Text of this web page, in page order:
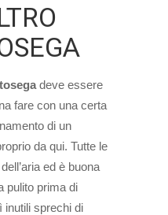
deve essere
fare con una certa
di un
da qui. Tutte le
ed è buona
pulito prima di
inutili sprechi di